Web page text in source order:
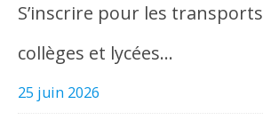
S’inscrire pour les
collèges et lycées…
25 juin 2026